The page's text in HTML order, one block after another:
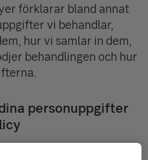
förklarar bland annat
vi behandlar,
hur vi samlar in dem,
behandlingen och hur
personuppgifter